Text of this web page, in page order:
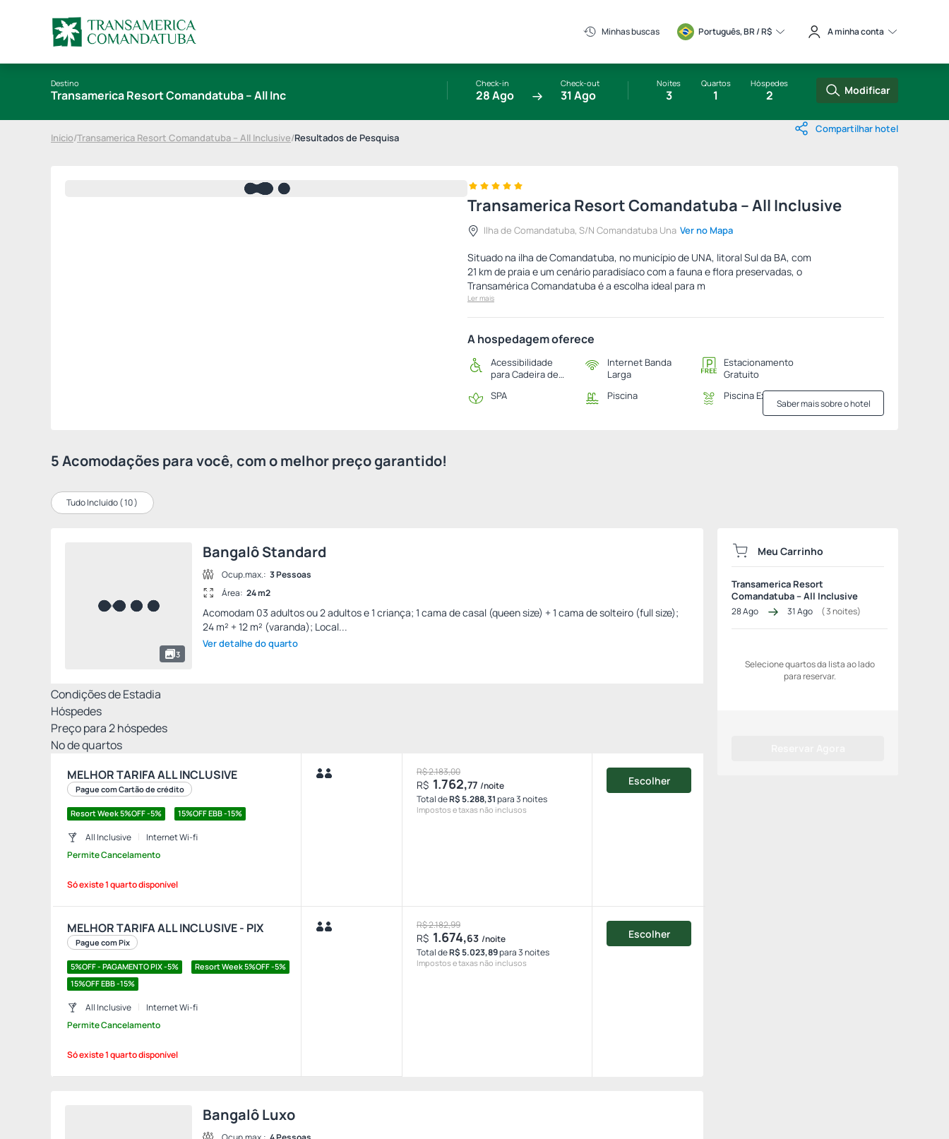
Minhas buscas Português, BR / R$ A minha conta
Destino
Transamerica Resort Comandatuba – All Inclusive
Check-in
28 Ago
Check-out
31 Ago
Noites
3
Quartos
1
Hóspedes
2 Modificar
Início/Transamerica Resort Comandatuba – All Inclusive/Resultados de Pesquisa
Compartilhar hotel
Transamerica Resort Comandatuba – All Inclusive
Ilha de Comandatuba, S/N Comandatuba Una Ver no Mapa
Situado na ilha de Comandatuba, no município de UNA, litoral Sul da BA, com
21 km de praia e um cenário paradisíaco com a fauna e flora preservadas, o
Transamérica Comandatuba é a escolha ideal para m
Ler mais
A hospedagem oferece
Acessibilidade
para Cadeira de
Internet Banda
Larga
Estacionamento
Gratuito
SPA
Piscina Piscina Exterior
Saber mais sobre o hotel
5 Acomodações para você, com o melhor preço garantido!
Tudo Incluído (10)
3
Bangalô Standard
Ocup.max.: 3 Pessoas
Área: 24 m2
Acomodam 03 adultos ou 2 adultos e 1 criança; 1 cama de casal (queen size) + 1 cama de solteiro (full size);
24 m² + 12 m² (varanda); Local...
Ver detalhe do quarto
Condições de Estadia
Hóspedes
Preço para2hóspedes
Nº de quartos
MELHOR TARIFA ALL INCLUSIVE
Pague com Cartão de crédito
Resort Week 5%OFF -5% 15%OFF EBB -15%
All Inclusive
Internet Wi-fi
Permite Cancelamento
Só existe 1 quarto disponível
R$ 2.183,00
R$ 1.762,77 /noite
Total deR$ 5.288,31para 3 noites
Impostos e taxas não inclusos
Escolher
MELHOR TARIFA ALL INCLUSIVE - PIX
Pague com Pix
5%OFF - PAGAMENTO PIX -5%
Resort Week 5%OFF -5%
15%OFF EBB -15%
All Inclusive
Internet Wi-fi
Permite Cancelamento
Só existe 1 quarto disponível
R$ 2.182,99
R$ 1.674,63 /noite
Total deR$ 5.023,89para 3 noites
Impostos e taxas não inclusos
Escolher
Bangalô Luxo
Meu Carrinho
Transamerica Resort
Comandatuba – All Inclusive
28 Ago 31 Ago (3noites)
Selecione quartos da lista ao lado
para reservar.